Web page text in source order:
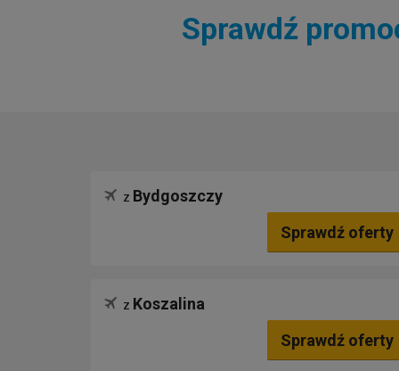
Sprawdź
z Bydgoszczy
Sprawdź oferty
z Koszalina
Sprawdź oferty